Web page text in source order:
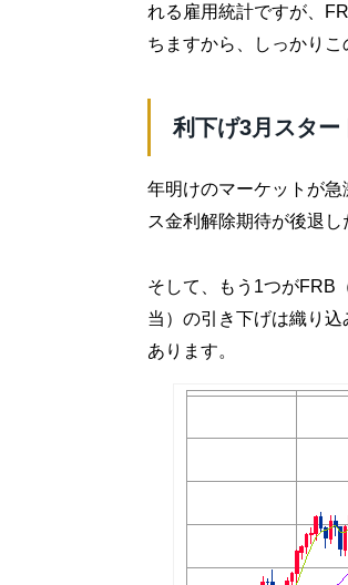
れる雇用統計ですが、
ちますから、しっかり
利下げ3月スター
年明けのマーケットが
ス金利解除期待が後退し
そして、もう1つがFRB
当）の引き下げは織り
あります。